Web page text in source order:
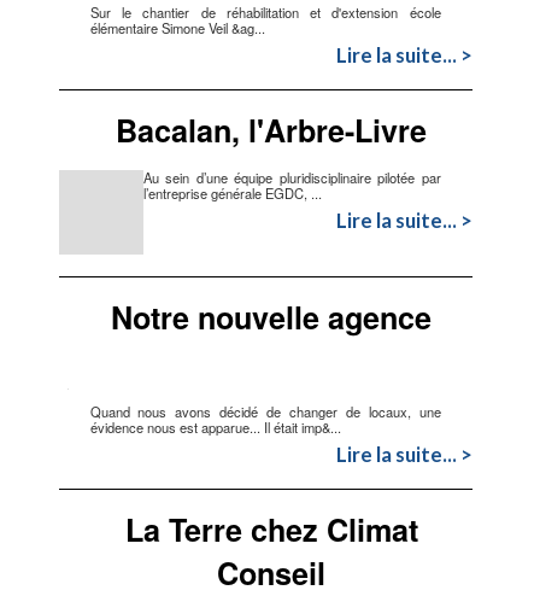
Sur le chantier de réhabilitation et d'extension école
élémentaire Simone Veil &ag...
Lire la suite... >
Bacalan, l'Arbre-Livre
Au sein d’une équipe pluridisciplinaire pilotée par
l’entreprise générale EGDC, ...
Lire la suite... >
Notre nouvelle agence
Quand nous avons décidé de changer de locaux, une
évidence nous est apparue... Il était imp&...
Lire la suite... >
La Terre chez Climat
Conseil